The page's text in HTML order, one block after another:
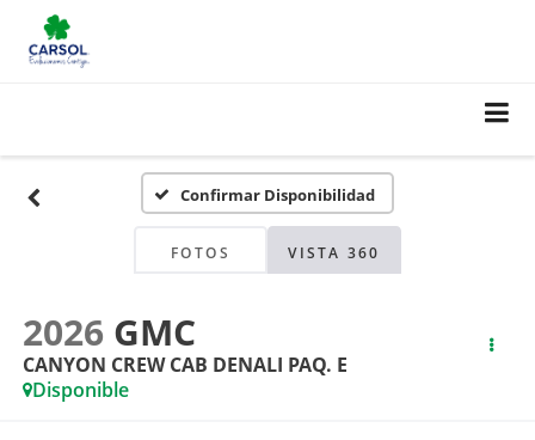
Confirmar Disponibilidad
FOTOS VISTA 360
2026 GMC
CANYON CREW CAB DENALI PAQ. E
Disponible